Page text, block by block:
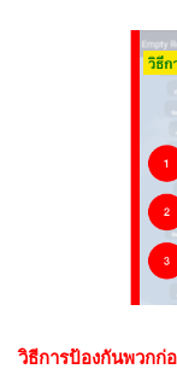
วิธีการป้องกันพวก